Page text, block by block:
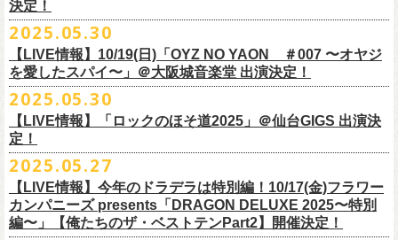
7月21日(月祝)21:00より配信されます。
フラカンの日本武道館公演のチケットは絶賛発売中。
合わせてお見逃しなく！
＜番組情報＞
『月刊フラカン武道館 Part2』
■vol.7
ゲスト：Novel Core
7月21日(月祝)21:00〜配信
本番URL：https://www.youtube.com/watch?v=I8Zw-h9Anxg
12月13日(土) 盛岡CLUB CHANGE WAVE 16:30/17:00
12月14日(日) 弘前KEEP THE BEAT 15:30/16:00
12月21日(日) 京都磔磔 15:30/16:00
12月22日(月) 京都磔磔 18:30/19:00
2026年
1月17日(土) 長野CLUB JUNK BOX 16:30/17:00
1月18日(日) 千葉LOOK 15:30/16:00
1月24日(土) 高知X-pt. 16:30/17:00
1月25日(日) 広島SECOND CRUTCH 15:30/16:00
1月27日(火) 四日市CLUB CHAOS 18:30/19:00
1月31日(土) 札幌近松 16:30/17:00
2月4日(水) 下北沢シェルター 18:30/19:00
・7月20日(日) 開場16:30/開演17:00 心斎橋Music Club JANUS (問)清水音
泉 info@shimizuonsen.com
出演：子供バンド、怒髪天、フラワーカンパニーズ
チケット料金：前売り オールスタンディング ￥6,900-（整理番号付/別途
ドリンク代）
7/20(日)大阪公演追加チケット▼先着受付[e+]
販売期間：7/1(⽕) 19:00 〜 7/19(⼟) 23:59
https://eplus.jp/kodomoband/
■場所：HMV&BOOKS SHIBUYA 6F イベントスペース
■内容：サイン会＋トークショー
<イベント参加方法>
電子チケットで対象商品をご予約ご購入いただいたお客様は先着にてイ
ベントにご参加いただけます。
※入場は整理番号順でのご入場となります
※規定枚数に達し次第受付は終了させていただきますので予めご了承く
ださい。
※ご購入されたご本人様のみご参加可能になります。分配や譲渡はでき
ませんので、予めご了承ください。
※未就学児のお子様のご同伴をご希望の場合は、1名のみ同伴可能です。
公演を直前に控えた9月3日(水)、トークイベントを開催！
会場は登録有形文化財に指定されている京都・紫明 会館 にて、2024年4月
よりスタートし今年2年目に突入した京都・α-STATIONのフラワーカンパ
ニーズのレギュラー番組「
われます。
◎『フラカンのチャーミングなトークライヴ in 京都 – public recording
on a radio program「CHARMING BONGO」-』
日時：2025年9月3日(水) OPEN 18:30 / START 19:00
会場：京都・紫明会館
出演：フラワーカンパニーズ
8/24(日)F.A.D YOKOHAMAにて開催する「横浜ストーリー 〜武道館前の
一撃〜」の一般チケットが本日6/29(日)10:00より発売開始！
9/20(土)「フラカンの日本武道館 Part2 〜超・今が旬〜」まで１ヶ月を切
ったタイミングでのワンマンライブ！
武道館とともに、お待ちしております
◎「横浜ストーリー 〜武道館前の一撃〜」
日時：8月24日(日)Open 15:30 / Start 16:00
会場：神奈川・F.A.D YOKOHAMA
フラワーカンパニーズが、結成以来発表してきた楽曲を6人のreviewerた
10年ぶり2回目となる日本武道館公演『フラカンの日本武道館 Part2 〜
超・今が旬〜』を開催するフラワーカンパニーズが、今年1月より月１配
信のYouTube番組『月刊フラカン武道館 Part2』をスタート、6回目のゲ
ストとして、TOSHI-LOW（BRAHMAN）の出演が決定！
番組スタート直前スペシャルのvol.0としてスキマスイッチ、第１回目の
ゲストとしてTHE COLLECTORSの加藤ひさし(vo)と古市コータロー(g)、
第２回目にHump Back、第３回目はスターダスト☆レビューの根本要、
決定！
2025.05.30
【LIVE情報】10/19(日)「OYZ NO YAON ＃007 〜オヤジ
を愛したスパイ〜」＠大阪城音楽堂 出演決定！
2025.05.30
【LIVE情報】「ロックのほそ道2025」＠仙台GIGS 出演決
定！
2025.05.27
【LIVE情報】今年のドラデラは特別編！10/17(金)フラワー
カンパニーズ presents「DRAGON DELUXE 2025〜特別
編〜」【俺たちのザ・ベストテンPart2】開催決定！